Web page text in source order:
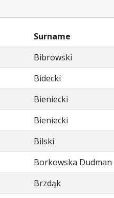
Surname
Bibrowski
Bidecki
Bieniecki
Bieniecki
Bilski
Borkowska Dudman
Brzdąk